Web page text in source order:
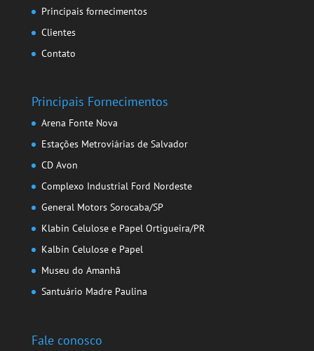
Principais fornecimentos
Clientes
Contato
Principais Fornecimentos
Arena Fonte Nova
Estações Metroviárias de Salvador
CD Avon
Complexo Industrial Ford Nordeste
General Motors Sorocaba/SP
Klabin Celulose e Papel Ortigueira/PR
Kalbin Celulose e Papel
Museu do Amanhã
Santuário Madre Paulina
Fale conosco